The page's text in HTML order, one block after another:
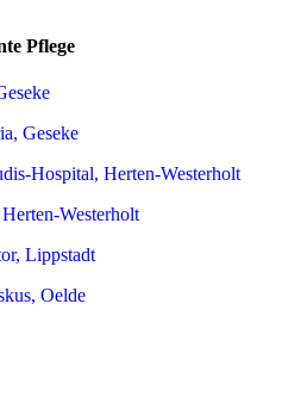
Pflege
Geseke
Hospital, Herten-Westerholt
Westerholt
Lippstadt
Oelde